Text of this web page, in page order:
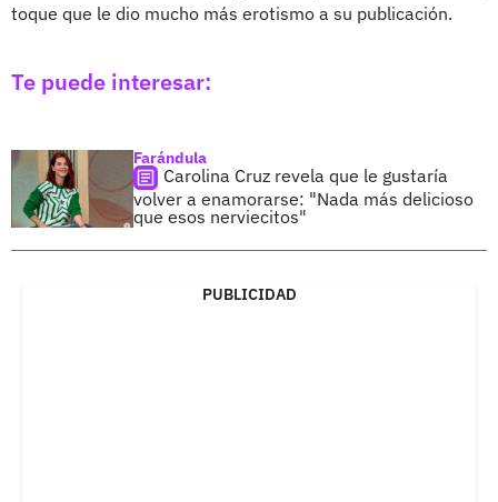
toque que le dio mucho más erotismo a su publicación.
Te puede interesar:
Farándula
Carolina Cruz revela que le gustaría
volver a enamorarse: "Nada más delicioso
que esos nerviecitos"
PUBLICIDAD